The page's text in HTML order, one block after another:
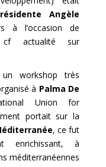
Angèle
à l’occasion de
actualité sur
workshop très
à Palma De
Union for
portait sur la
, ce fut
enrichissant, à
méditerranéennes